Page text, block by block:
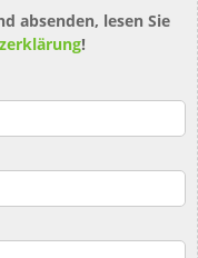
absenden, lesen Sie
!